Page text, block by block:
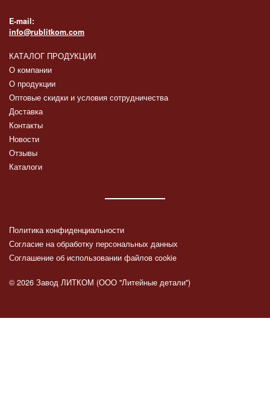
E-mail:
info@rublitkom.com
КАТАЛОГ ПРОДУКЦИИ
О компании
О продукции
Оптовые скидки и условия сотрудничества
Доставка
Контакты
Новости
Отзывы
Каталоги
Политика конфиденциальности
Согласие на обработку персональных данных
Соглашение об использовании файлов cookie
© 2026 Завод ЛИТКОМ (ООО "Литейные детали")